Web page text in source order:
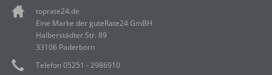
toprate24.de
Eine Marke der guteRate24 GmBH
Halberstädter Str. 89
33106 Paderborn
Telefon 05251 - 2986910